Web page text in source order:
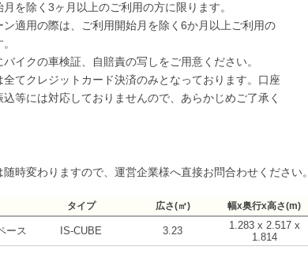
を除く3ヶ月以上のご利用の方に限ります。
適用の際は、ご利用開始月を除く6か月以上ご利用の
イクの車検証、自賠責の写しをご用意ください。
てクレジットカード決済のみとなっております。口座
等には対応しておりませんので、あらかじめご了承く
時変わりますので、運営企業様へ直接お問合わせください。
タイプ 広さ(㎡) 幅x奥行x高さ(m)
ース IS-CUBE 3.23
1.283 x 2.517 x
1.814